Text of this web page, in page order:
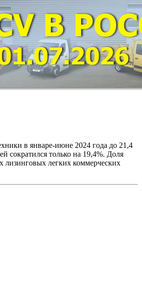
в январе-июне 2024 года до 21,4
сократился только на 19,4%. Доля
лизинговых легких коммерческих